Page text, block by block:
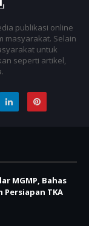
publikasi online
masyarakat. Selain
untuk
seperti artikel,
MGMP, Bahas
Persiapan TKA